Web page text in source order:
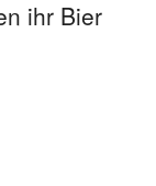
ihr Bier